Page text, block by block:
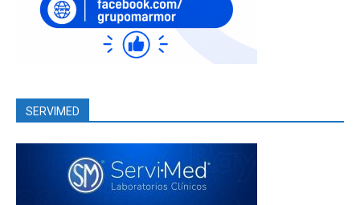
SERVIMED